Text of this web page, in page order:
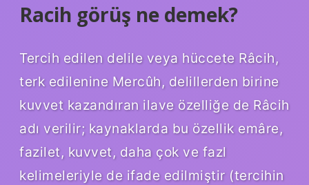
Racih görüş ne demek?
Tercih edilen delile veya hüccete Râcih,
terk edilenine Mercûh, delillerden birine
kuvvet kazandıran ilave özelliğe de Râcih
adı verilir; kaynaklarda bu özellik emâre,
fazilet, kuvvet, daha çok ve fazl
kelimeleriyle de ifade edilmiştir (tercihin